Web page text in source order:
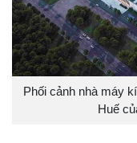
Phối cảnh nhà máy
Huế